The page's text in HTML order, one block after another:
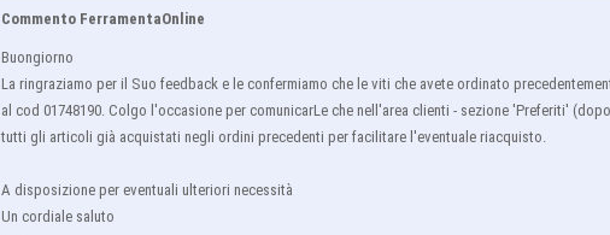
Commento FerramentaOnline
Buongiorno
La ringraziamo per il Suo feedback e le confermiamo che le viti che avete ordinato
al cod 01748190. Colgo l'occasione per comunicarLe che nell'area clienti - sezione 'Preferiti'
tutti gli articoli già acquistati negli ordini precedenti per facilitare l'eventuale riacquisto.
A disposizione per eventuali ulteriori necessità
Un cordiale saluto